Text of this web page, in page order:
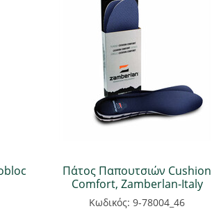
Πάτος Παπουτσιών Cushion
Comfort, Zamberlan-Italy
Κωδικός: 9-78004_46